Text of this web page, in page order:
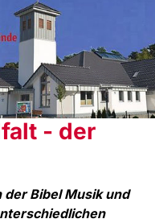
- der
Bibel Musik und